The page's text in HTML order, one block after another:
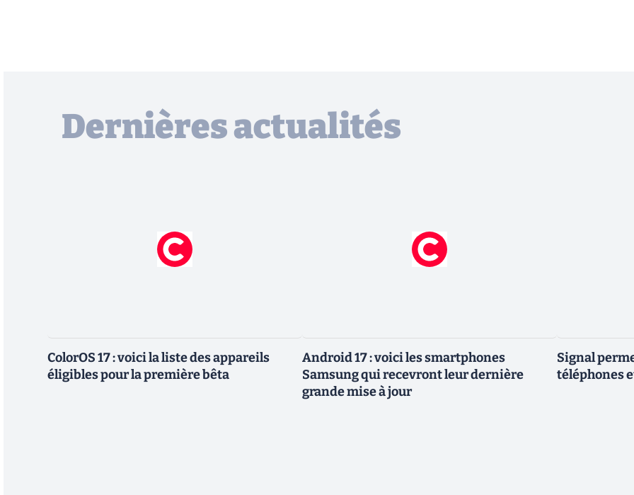
Dernières actualités
ColorOS 17 : voici la liste des appareils
éligibles pour la première bêta
Android 17 : voici les smartphones
Samsung qui recevront leur dernière
grande mise à jour
Signal
téléphones